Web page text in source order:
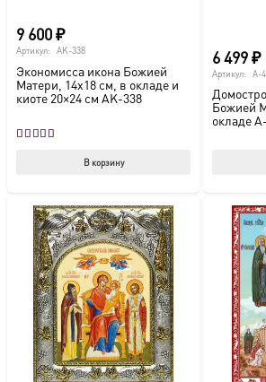
9 600₽
Артикул: AK-338
Экономисса икона Божией
Матери, 14х18 см, в окладе и
киоте 20×24 см AK-338
В корзину
6 499₽
Артикул: A-
Божией
окладе